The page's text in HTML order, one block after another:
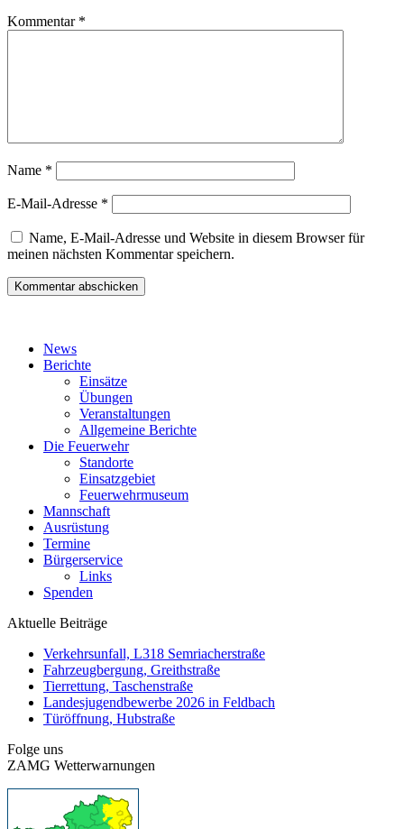
Kommentar *
Name *
E-Mail-Adresse *
Name, E-Mail-Adresse und Website in diesem Browser für
meinen nächsten Kommentar speichern.
News
Berichte
Einsätze
Übungen
Veranstaltungen
Allgemeine Berichte
Die Feuerwehr
Standorte
Einsatzgebiet
Feuerwehrmuseum
Mannschaft
Ausrüstung
Termine
Bürgerservice
Links
Spenden
Aktuelle Beiträge
Verkehrsunfall, L318 Semriacherstraße
Fahrzeugbergung, Greithstraße
Tierrettung, Taschenstraße
Landesjugendbewerbe 2026 in Feldbach
Türöffnung, Hubstraße
Folge uns
ZAMG Wetterwarnungen